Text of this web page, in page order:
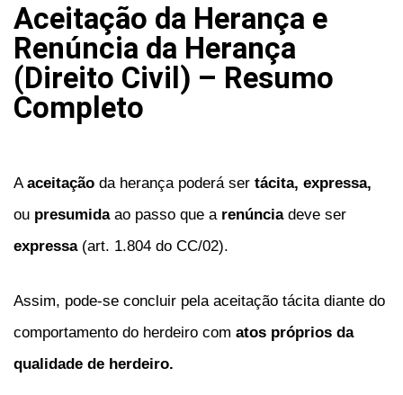
Aceitação da Herança e
Renúncia da Herança
(Direito Civil) – Resumo
Completo
Aaceitação da herança poderá ser tácita, expressa,
ou presumida ao passo que a renúncia deve ser
expressa (art. 1.804 do CC/02).
Assim, pode-se concluir pela aceitação tácita diante do
comportamento do herdeiro com atos próprios da
qualidade de herdeiro.